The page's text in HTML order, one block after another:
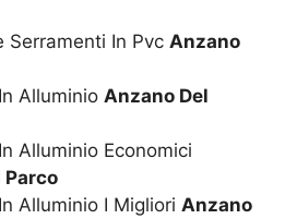
Serramenti In Pvc Anzano
Alluminio Anzano Del
Alluminio Economici
Parco
Alluminio I Migliori Anzano